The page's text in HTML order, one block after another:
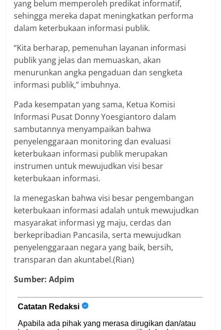
yang belum memperoleh predikat informatif,
sehingga mereka dapat meningkatkan performa
dalam keterbukaan informasi publik.
“Kita berharap, pemenuhan layanan informasi
publik yang jelas dan memuaskan, akan
menurunkan angka pengaduan dan sengketa
informasi publik,” imbuhnya.
Pada kesempatan yang sama, Ketua Komisi
Informasi Pusat Donny Yoesgiantoro dalam
sambutannya menyampaikan bahwa
penyelenggaraan monitoring dan evaluasi
keterbukaan informasi publik merupakan
instrumen untuk mewujudkan visi besar
keterbukaan informasi.
Ia menegaskan bahwa visi besar pengembangan
keterbukaan informasi adalah untuk mewujudkan
masyarakat informasi yg maju, cerdas dan
berkepribadian Pancasila, serta mewujudkan
penyelenggaraan negara yang baik, bersih,
transparan dan akuntabel.(Rian)
Sumber: Adpim